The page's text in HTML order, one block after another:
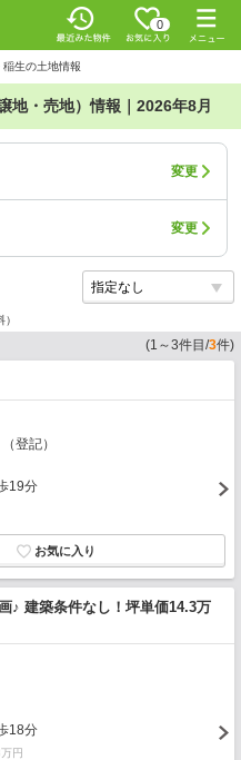
0
稲生の土地情報
地・売地）情報｜2026年8月
変更
変更
(1 ～3件目/3件)
登記）
19分
♪ 建築条件なし！坪単価14.3万
18分
円